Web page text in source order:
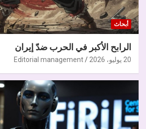
أبحاث
الرابح الأكبر في الحرب ضدّ إيران
20 يوليو، 2026 Editorial management